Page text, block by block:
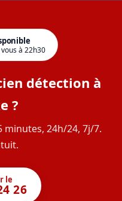
à 22h30
détection à
?
24h/24, 7j/7.
le
26